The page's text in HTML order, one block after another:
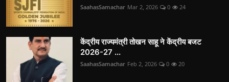
SaahasSamachar Mar 2, 2026 0 24
केंद्रीय राज्यमंत्री तोखन साहू ने केंद्रीय बजट
2026-27 ...
SaahasSamachar Feb 2, 2026 0 20